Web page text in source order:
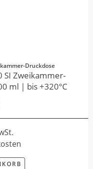
Druckdose
SI Zweikammer-
ml | bis +320°C